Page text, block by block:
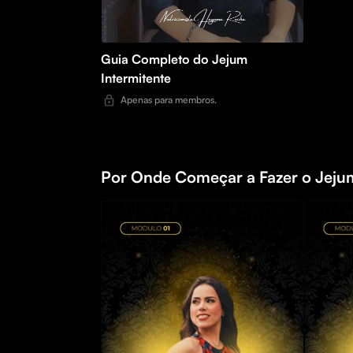
Guia Completo do Jejum
Intermitente
Apenas para membros.
Por Onde Começar a Fazer o